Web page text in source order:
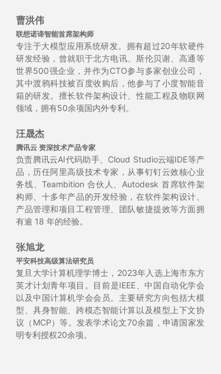
曹洪伟
联想诺谛智能首席架构师
专注于大模型应用系统研发。拥有超过20年软硬件
研发经验，曾就职于北方电讯、斯伦贝谢、高通等
世界500强企业，并作为CTO参与多家创业公司，
其中渡鸦科技被百度收购后，他参与了小度智能音
箱的研发。擅长软件架构设计、性能工程及物联网
领域，拥有50余项国内外专利。
汪晟杰
腾讯云 资深技术产品专家
负责腾讯云AI代码助手、Cloud Studio云端IDE等产
品，历任阿里高级技术专家，从事钉钉云效核心业
务线、Teambition 合伙人、Autodesk 首席软件架
构师、十多年产品的开发经验，在软件架构设计、
产品管理和项目工程管理、团队敏捷提效等方面拥
有逾 18 年的经验。
张旭龙
平安科技高级算法研究员
复旦大学计算机理学博士，2023年入选上海市东方
英才计划青年项目。目前是IEEE、中国自动化学会
以及中国计算机学会会员。主要研究方向包括大模
型、具身智能、跨模态智能计算以及模型上下文协
议（MCP）等。发表学术论文70余篇，申请国家发
明专利授权20余项。